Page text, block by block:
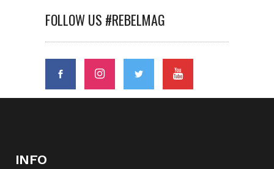
FOLLOW US #REBELMAG
INFO